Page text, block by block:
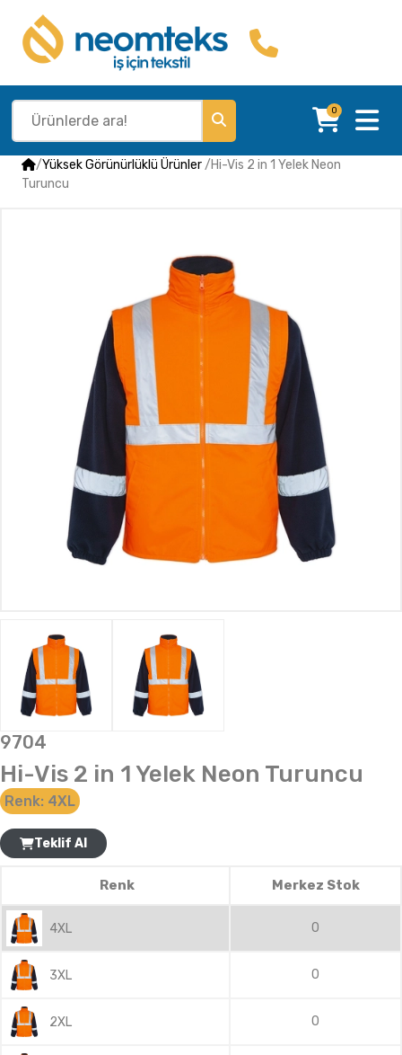
0
/Yüksek Görünürlüklü Ürünler/Hi-Vis 2 in 1 Yelek Neon
Turuncu
9704
Hi-Vis 2 in 1 Yelek Neon Turuncu
Renk: 4XL
Teklif Al
Renk Merkez Stok
4XL 0
3XL 0
2XL 0